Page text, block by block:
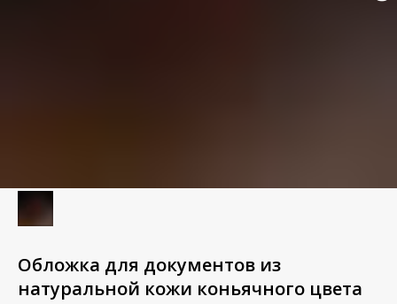
Обложка для документов из
натуральной кожи коньячного цвета